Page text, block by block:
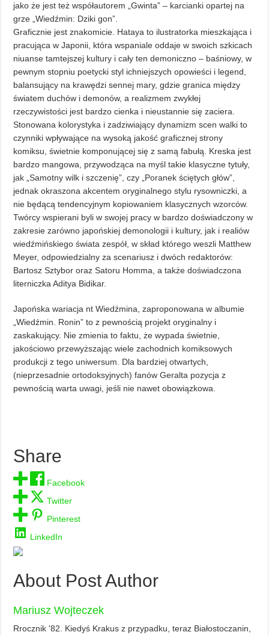
jako że jest też współautorem „Gwinta” – karcianki opartej na
grze „Wiedźmin: Dziki gon”.
Graficznie jest znakomicie. Hataya to ilustratorka mieszkająca i
pracująca w Japonii, która wspaniale oddaje w swoich szkicach
niuanse tamtejszej kultury i cały ten demoniczno – baśniowy, w
pewnym stopniu poetycki styl ichniejszych opowieści i legend,
balansujący na krawędzi sennej mary, gdzie granica między
światem duchów i demonów, a realizmem zwykłej
rzeczywistości jest bardzo cienka i nieustannie się zaciera.
Stonowana kolorystyka i zadziwiający dynamizm scen walki to
czynniki wpływające na wysoką jakość graficznej strony
komiksu, świetnie komponującej się z samą fabułą. Kreska jest
bardzo mangowa, przywodząca na myśl takie klasyczne tytuły,
jak „Samotny wilk i szczenię”, czy „Poranek ściętych głów”,
jednak okraszona akcentem oryginalnego stylu rysowniczki, a
nie będącą tendencyjnym kopiowaniem klasycznych wzorców.
Twórcy wspierani byli w swojej pracy w bardzo doświadczony w
zakresie zarówno japońskiej demonologii i kultury, jak i realiów
wiedźmińskiego świata zespół, w skład którego weszli Matthew
Meyer, odpowiedzialny za scenariusz i dwóch redaktorów:
Bartosz Sztybor oraz Satoru Homma, a także doświadczona
literniczka Aditya Bidikar.
Japońska wariacja nt Wiedźmina, zaproponowana w albumie
„Wiedźmin. Ronin” to z pewnością projekt oryginalny i
zaskakujący. Nie zmienia to faktu, że wypada świetnie,
jakościowo przewyższając wiele zachodnich komiksowych
produkcji z tego uniwersum. Dla bardziej otwartych,
(nieprzesadnie ortodoksyjnych) fanów Geralta pozycja z
pewnością warta uwagi, jeśli nie nawet obowiązkowa.
Share
Facebook
Twitter
Pinterest
LinkedIn
About Post Author
Mariusz Wojteczek
Rrocznik '82. Kiedyś Krakus z przypadku, teraz Białostoczanin,